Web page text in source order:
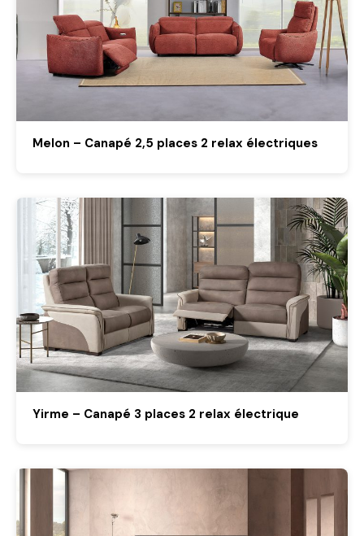
Melon – Canapé 2,5 places 2 relax électriques
Yirme – Canapé 3 places 2 relax électrique